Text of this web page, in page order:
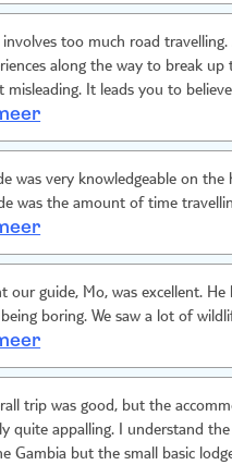
involves too much road
along the way to break
misleading. It leads you to
this is just a one way distance
the night accommodation to be
was very knowledgeable on
was the amount of time
our guide, Mo, was excellent.
boring. We saw a lot of
trip was good, but the
quite appalling. I understand
Gambia but the small basic